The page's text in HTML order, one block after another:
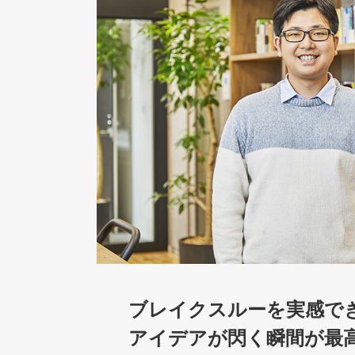
ブレイクスルーを実感で
アイデアが閃く瞬間が最